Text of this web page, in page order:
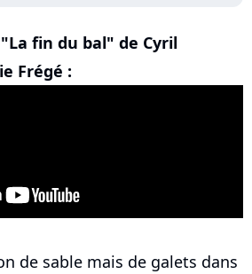
fin du bal" de Cyril
Frégé :
de sable mais de galets dans